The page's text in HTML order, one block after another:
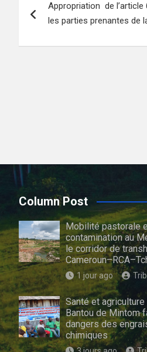
de
l’article
Appropriation de l’article
les parties prenantes de
Column Post
Mobilité pastorale
contamination au
le corridor de
1 jour ago
Santé et agriculture
Bantou de Mintom
dangers des
chimiques